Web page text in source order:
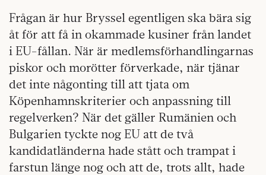
Frågan är hur Bryssel egentligen ska bära sig
åt för att få in okammade kusiner från landet
i EU-fållan. När är medlemsförhandlingarnas
piskor och morötter förverkade, när tjänar
det inte någonting till att tjata om
Köpenhamnskriterier och anpassning till
regelverken? När det gäller Rumänien och
Bulgarien tyckte nog EU att de två
kandidatländerna hade stått och trampat i
farstun länge nog och att de, trots allt, hade